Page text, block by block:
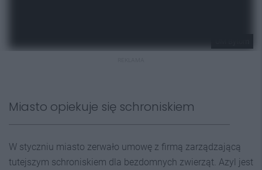
Miasto opiekuje się schroniskiem
W styczniu miasto zerwało umowę z firmą zarządzającą
tutejszym schroniskiem dla bezdomnych zwierząt. Azyl jest